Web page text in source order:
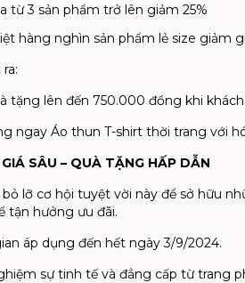
từ 3 sản phẩm trở lên giảm 25%
ệt hàng nghìn sản phẩm lẻ size giảm
tặng lên đến 750.000 đồng khi
ngay Áo thun T-shirt thời trang với
SÂU – QUÀ TẶNG HẤP DẪN
ỏ lỡ cơ hội tuyệt vời này để sở hữu nh
tận hưởng ưu đãi.
áp dụng đến hết ngày 3/9/2024.
ệm sự tinh tế và đẳng cấp từ trang